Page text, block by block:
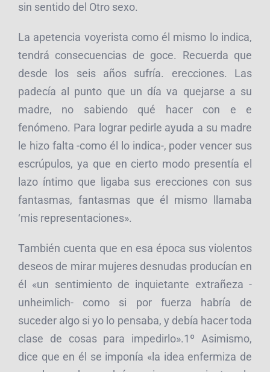
sin sentido del Otro sexo.
La apetencia voyerista como él mismo lo indica,
tendrá consecuencias de goce. Recuerda que
desde los seis años sufría. erecciones. Las
padecía al punto que un día va quejarse a su
madre, no sabiendo qué hacer con e e
fenómeno. Para lograr pedirle ayuda a su madre
le hizo falta -como él lo indica-, poder vencer sus
escrúpulos, ya que en cierto modo presentía el
lazo íntimo que ligaba sus erecciones con sus
fantasmas, fantasmas que él mismo llamaba
‘mis representaciones».
También cuenta que en esa época sus violentos
deseos de mirar mujeres desnudas producían en
él «un sentimiento de inquietante extrañeza -
unheimlich- como si por fuerza habría de
suceder algo si yo lo pensaba, y debía hacer toda
clase de cosas para impedirlo».1º Asimismo,
dice que en él se imponía «la idea enfermiza de